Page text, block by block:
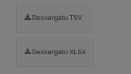
Deskargatu TSV
Deskargatu XLSX